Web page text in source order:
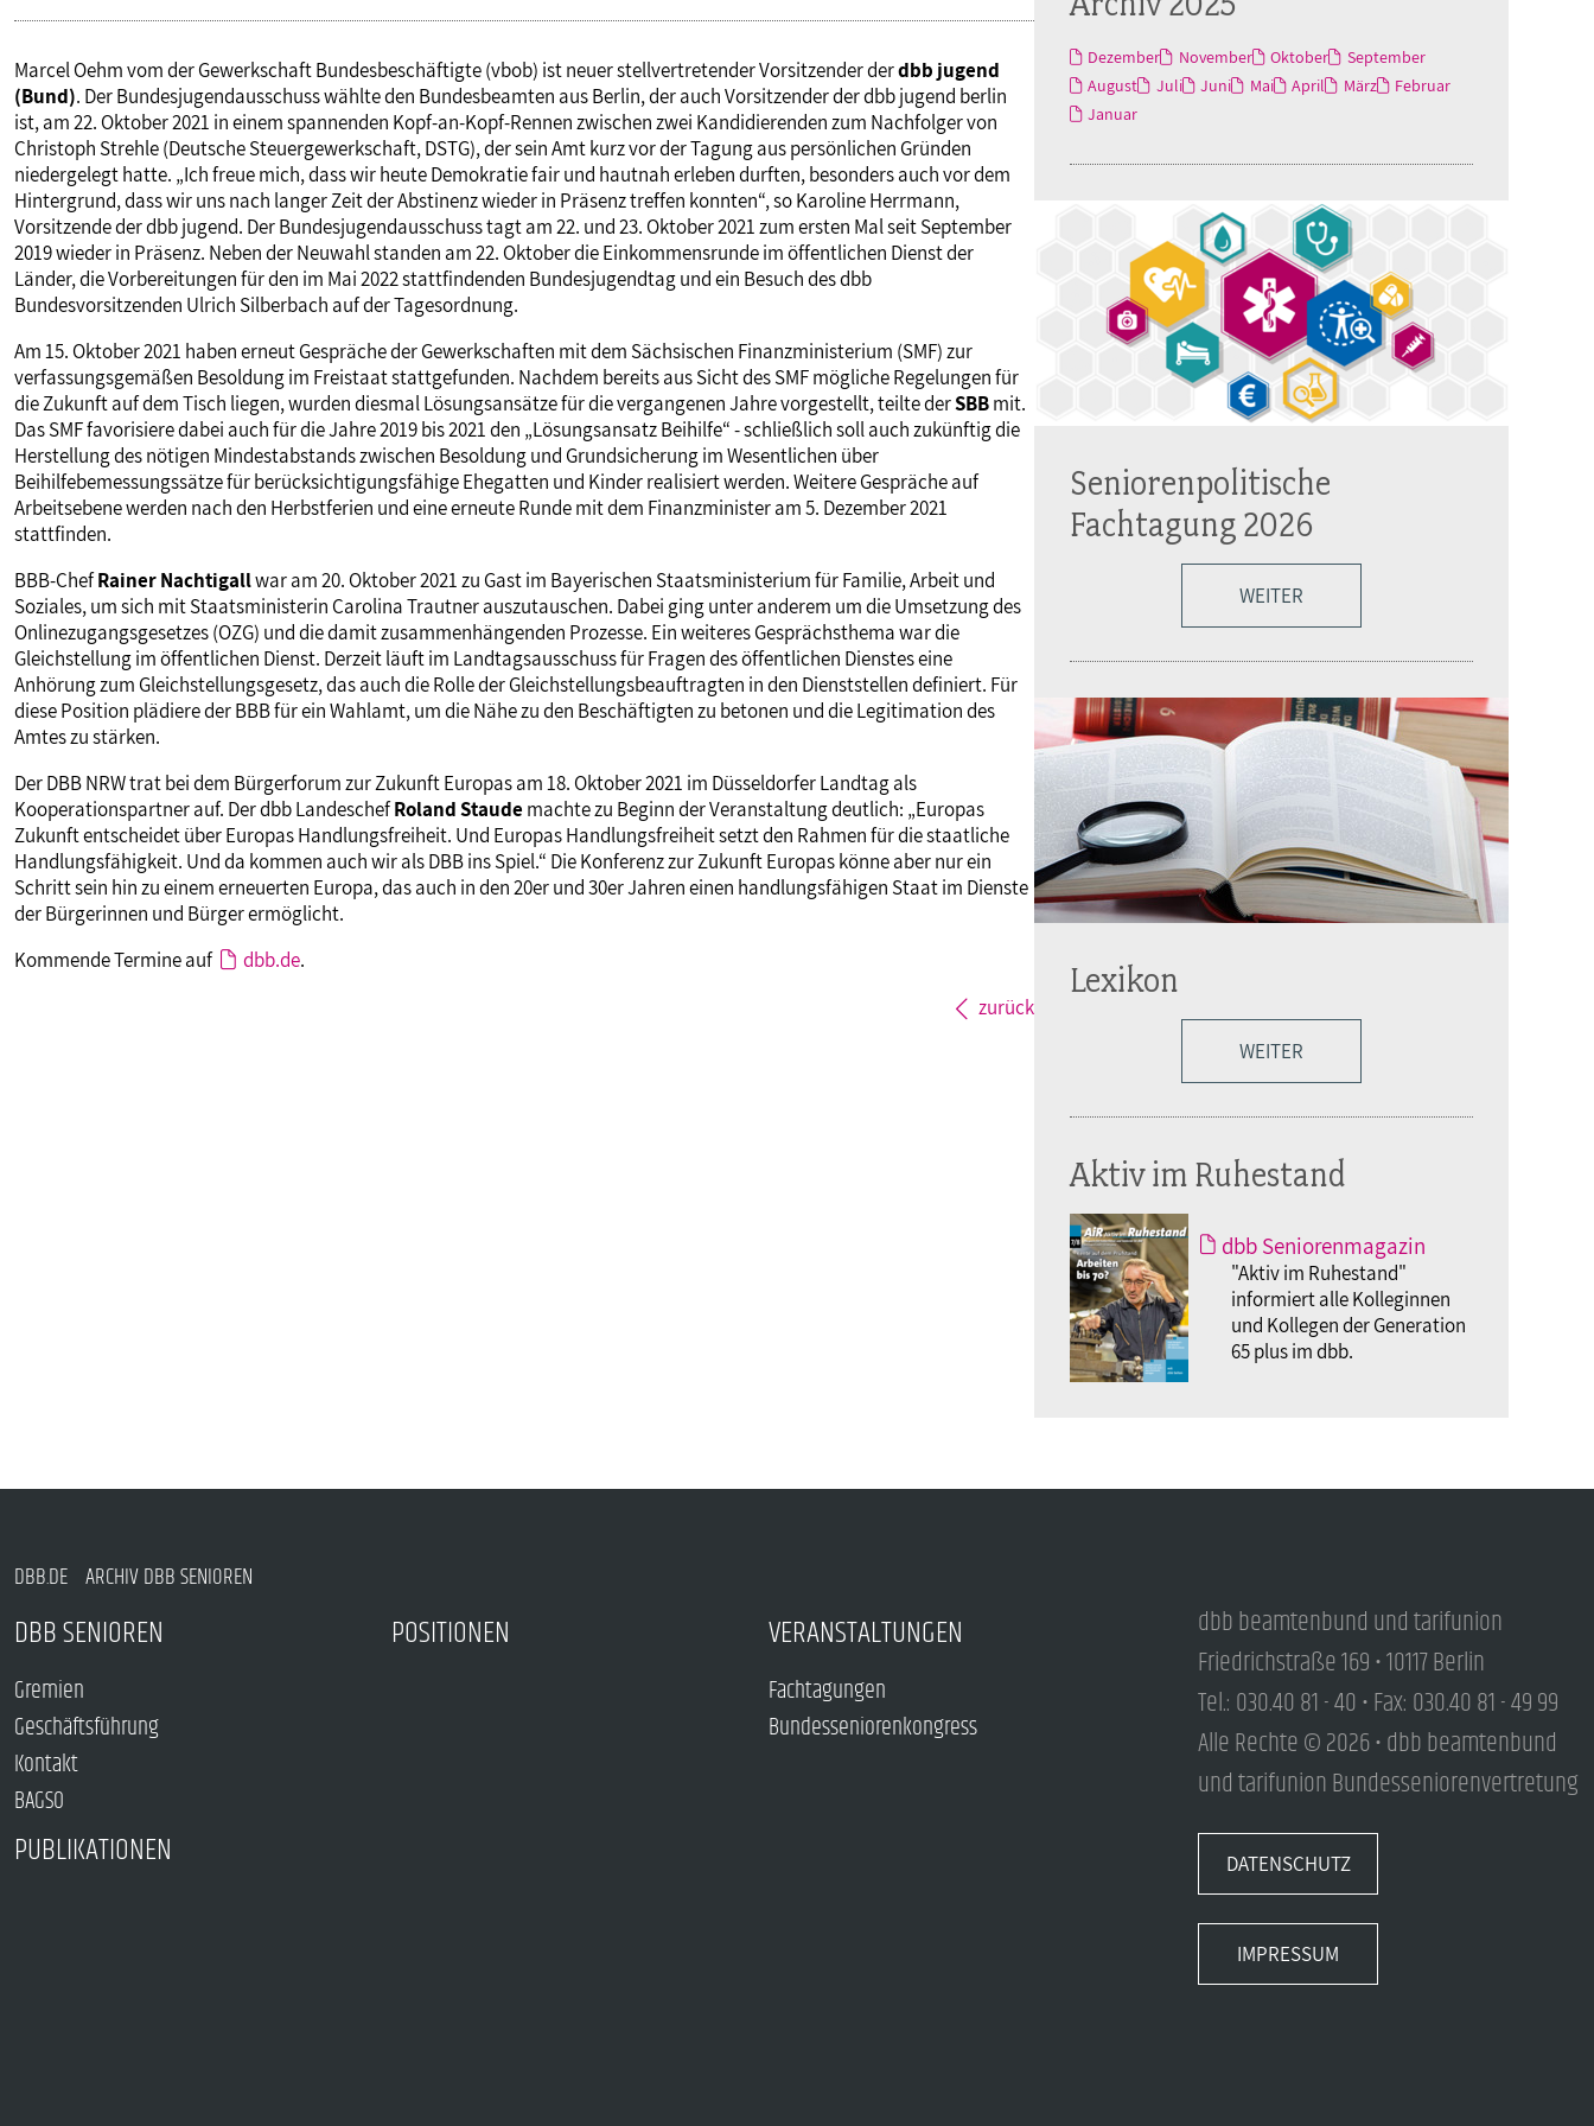
Marcel Oehm vom der Gewerkschaft Bundesbeschäftigte (vbob) ist neuer stellvertretender Vorsitzender derdbb jugend
(Bund). Der Bundesjugendausschuss wählte den Bundesbeamten aus Berlin, der auch Vorsitzender der dbb jugend berlin
ist, am 22. Oktober 2021 in einem spannenden Kopf-an-Kopf-Rennen zwischen zwei Kandidierenden zum Nachfolger von
Christoph Strehle (Deutsche Steuergewerkschaft, DSTG), der sein Amt kurz vor der Tagung aus persönlichen Gründen
niedergelegt hatte. „Ich freue mich, dass wir heute Demokratie fair und hautnah erleben durften, besonders auch vor dem
Hintergrund, dass wir uns nach langer Zeit der Abstinenz wieder in Präsenz treffen konnten“, so Karoline Herrmann,
Vorsitzende der dbb jugend. Der Bundesjugendausschuss tagt am 22. und 23. Oktober 2021 zum ersten Mal seit September
2019 wieder in Präsenz. Neben der Neuwahl standen am 22. Oktober die Einkommensrunde im öffentlichen Dienst der
Länder, die Vorbereitungen für den im Mai 2022 stattfindenden Bundesjugendtag und ein Besuch des dbb
Bundesvorsitzenden Ulrich Silberbach auf der Tagesordnung.
Am 15. Oktober 2021 haben erneut Gespräche der Gewerkschaften mit dem Sächsischen Finanzministerium (SMF) zur
verfassungsgemäßen Besoldung im Freistaat stattgefunden. Nachdem bereits aus Sicht des SMF mögliche Regelungen für
die Zukunft auf dem Tisch liegen, wurden diesmal Lösungsansätze für die vergangenen Jahre vorgestellt, teilte derSBBmit.
Das SMF favorisiere dabei auch für die Jahre 2019 bis 2021 den „Lösungsansatz Beihilfe“ - schließlich soll auch zukünftig die
Herstellung des nötigen Mindestabstands zwischen Besoldung und Grundsicherung im Wesentlichen über
Beihilfebemessungssätze für berücksichtigungsfähige Ehegatten und Kinder realisiert werden. Weitere Gespräche auf
Arbeitsebene werden nach den Herbstferien und eine erneute Runde mit dem Finanzminister am 5. Dezember 2021
stattfinden.
BBB-ChefRainer Nachtigallwar am 20. Oktober 2021 zu Gast im Bayerischen Staatsministerium für Familie, Arbeit und
Soziales, um sich mit Staatsministerin Carolina Trautner auszutauschen. Dabei ging unter anderem um die Umsetzung des
Onlinezugangsgesetzes (OZG) und die damit zusammenhängenden Prozesse. Ein weiteres Gesprächsthema war die
Gleichstellung im öffentlichen Dienst. Derzeit läuft im Landtagsausschuss für Fragen des öffentlichen Dienstes eine
Anhörung zum Gleichstellungsgesetz, das auch die Rolle der Gleichstellungsbeauftragten in den Dienststellen definiert. Für
diese Position plädiere der BBB für ein Wahlamt, um die Nähe zu den Beschäftigten zu betonen und die Legitimation des
Amtes zu stärken.
Der DBB NRW trat bei dem Bürgerforum zur Zukunft Europas am 18. Oktober 2021 im Düsseldorfer Landtag als
Kooperationspartner auf. Der dbb LandeschefRoland Staude machte zu Beginn der Veranstaltung deutlich: „Europas
Zukunft entscheidet über Europas Handlungsfreiheit. Und Europas Handlungsfreiheit setzt den Rahmen für die staatliche
Handlungsfähigkeit. Und da kommen auch wir als DBB ins Spiel.“ Die Konferenz zur Zukunft Europas könne aber nur ein
Schritt sein hin zu einem erneuerten Europa, das auch in den 20er und 30er Jahren einen handlungsfähigen Staat im Dienste
der Bürgerinnen und Bürger ermöglicht.
Kommende Termine auf
dbb.de.
zurück
Dezember November Oktober
September
August
Juli Juni Mai April März
Februar
Januar
Seniorenpolitische
Fachtagung 2026
WEITER
Lexikon
WEITER
Aktiv im Ruhestand
dbb Seniorenmagazin
"Aktiv im Ruhestand"
informiert alle Kolleginnen
und Kollegen der Generation
65 plus im dbb.
DBB.DE ARCHIV DBB SENIOREN
DBB SENIOREN
Gremien
Geschäftsführung
Kontakt
BAGSO
POSITIONEN VERANSTALTUNGEN
Fachtagungen
Bundesseniorenkongress
PUBLIKATIONEN
dbb beamtenbund und tarifunion
Friedrichstraße 169 • 10117 Berlin
Tel.: 030.40 81 - 40 • Fax: 030.40 81 - 49 99
Alle Rechte © 2026 • dbb beamtenbund
und tarifunion Bundesseniorenvertretung
DATENSCHUTZ
IMPRESSUM